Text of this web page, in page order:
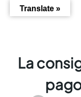
Saltar
La
Translate »